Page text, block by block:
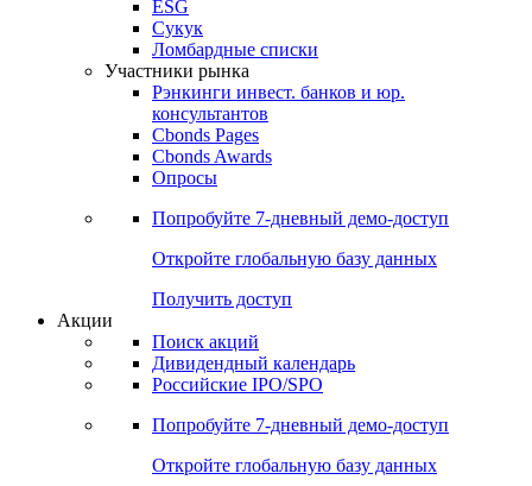
ESG
Сукук
Ломбардные списки
Участники рынка
Рэнкинги инвест. банков и юр.
консультантов
Cbonds Pages
Cbonds Awards
Опросы
Попробуйте 7-дневный демо-доступ
Откройте глобальную базу данных
Получить доступ
Акции
Поиск акций
Дивидендный календарь
Российские IPO/SPO
Попробуйте 7-дневный демо-доступ
Откройте глобальную базу данных